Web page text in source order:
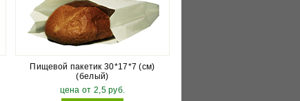
Пищевой пакетик 30*17*7 (см)
(белый)
цена от 2,5 руб.